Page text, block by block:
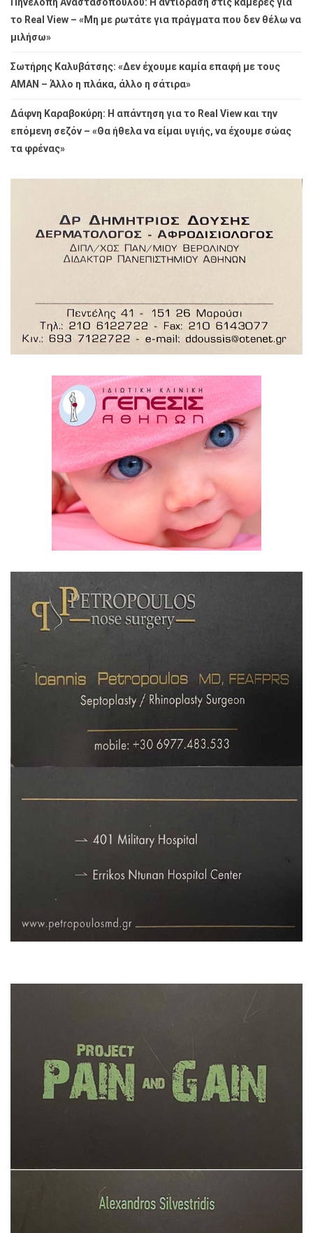
το Real View – «Μη με ρωτάτε για πράγματα που δεν θέλω να
μιλήσω»
Σωτήρης Καλυβάτσης: «Δεν έχουμε καμία επαφή με τους
ΑΜΑΝ – Άλλο η πλάκα, άλλο η σάτιρα»
Δάφνη Καραβοκύρη: Η απάντηση για το Real View και την
επόμενη σεζόν – «Θα ήθελα να είμαι υγιής, να έχουμε σώας
τα φρένας»